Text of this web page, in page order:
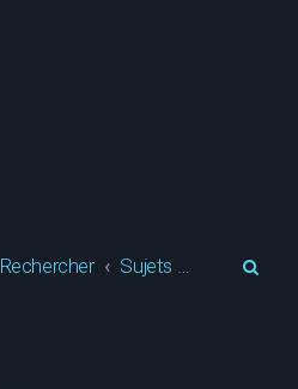
Rechercher Sujets actifs